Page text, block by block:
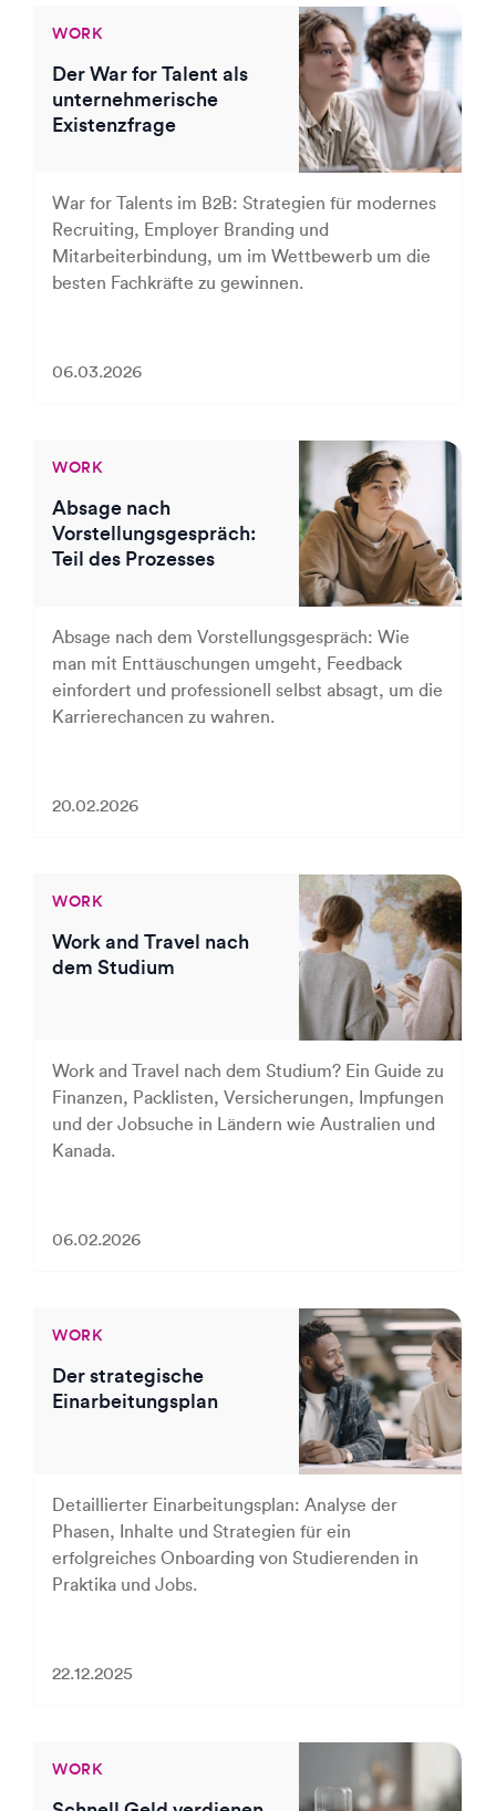
WORK
Der War for Talent als
unternehmerische
Existenzfrage
War for Talents im B2B: Strategien für modernes
Recruiting, Employer Branding und
Mitarbeiterbindung, um im Wettbewerb um die
besten Fachkräfte zu gewinnen.
06.03.2026
WORK
Absage nach
Vorstellungsgespräch:
Teil des Prozesses
Absage nach dem Vorstellungsgespräch: Wie
man mit Enttäuschungen umgeht, Feedback
einfordert und professionell selbst absagt, um die
Karrierechancen zu wahren.
20.02.2026
WORK
Work and Travel nach
dem Studium
Work and Travel nach dem Studium? Ein Guide zu
Finanzen, Packlisten, Versicherungen, Impfungen
und der Jobsuche in Ländern wie Australien und
Kanada.
06.02.2026
WORK
Der strategische
Einarbeitungsplan
Detaillierter Einarbeitungsplan: Analyse der
Phasen, Inhalte und Strategien für ein
erfolgreiches Onboarding von Studierenden in
Praktika und Jobs.
22.12.2025
WORK